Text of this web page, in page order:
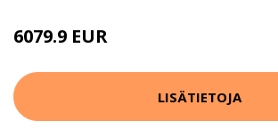
6079.9 EUR
LISÄTIETOJA